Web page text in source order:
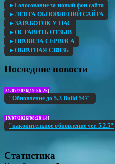
►Голосование за новый фон сайта
►ЛЕНТА ОБНОВЛЕНИЙ САЙТА
►ЗАРАБОТОК У НАС
►ОСТАВИТЬ ОТЗЫВ
►ПРАВИЛА СЕРВИСА
►ОБРАТНАЯ СВЯЗЬ
Последние новости
31/07/2026[19:56:25]
"Обновление до 5.3 Build 547"
19/07/2026[08:28:14]
"накопительное обновление ver. 5.2.5"
Статистика